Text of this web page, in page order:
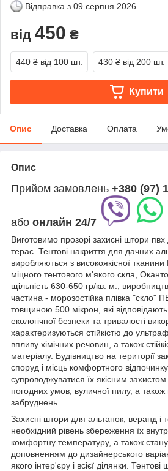
Відправка з 09 серпня 2026
від 450 ₴
440 ₴ від 100 шт. 430 ₴ від 200 шт.
Купити
Опис Доставка Оплата
Опис
Прийом замовлень +380 (97)
або онлайн 24/7
Виготовимо прозорі захисні штори
терас. Тентові накриття для дачних
виробляються з високоякісної
міцного тентового м'якого скла,
щільність 630-650 гр/кв. м.,
частина - морозостійка плівка "скло"
товщиною 500 мікрон, які
екологічної безпеки та тривалості
характеризуються стійкістю до
впливу хімічних речовин, а також
матеріалу. Будівництво на території
споруд і місць комфортного
супроводжуватися їх якісним
погодних умов, вуличної пилу, а
забруднень.
Захисні штори для альтанок, веранд і
необхідний рівень збереження їх
комфортну температуру, а також
доповненням до дизайнерського
якого інтер'єру і всієї ділянки.